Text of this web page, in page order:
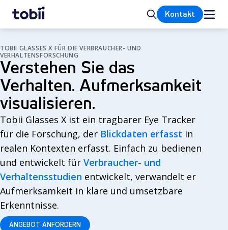
Startseite SucheKontakt
TOBII GLASSES X FÜR DIE VERBRAUCHER- UND
VERHALTENSFORSCHUNG
Verstehen Sie das
Verhalten. Aufmerksamkeit
visualisieren.
Tobii Glasses X ist ein tragbarer Eye Tracker
für die Forschung, der Blickdaten erfasst in
realen Kontexten erfasst. Einfach zu bedienen
und entwickelt für Verbraucher- und
Verhaltensstudien entwickelt, verwandelt er
Aufmerksamkeit in klare und umsetzbare
Erkenntnisse.
ANGEBOT ANFORDERN